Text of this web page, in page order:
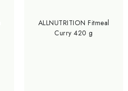
ALLNUTRITION Fitmeal
Curry 420 g